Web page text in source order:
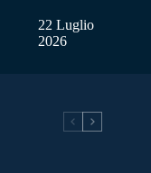
22 Luglio
2026